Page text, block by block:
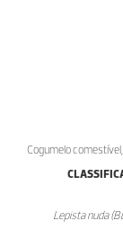
Cogumelo
Lepista nuda